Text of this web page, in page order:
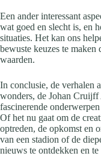
Een ander interessant
wat goed en slecht is, en
situaties. Het kan ons
bewuste keuzes te
waarden.
In conclusie, de verhalen
wonders, de Johan
fascinerende
Of het nu gaat om de
optreden, de opkomst en
van een stadion of de
nieuws te ontdekken en te